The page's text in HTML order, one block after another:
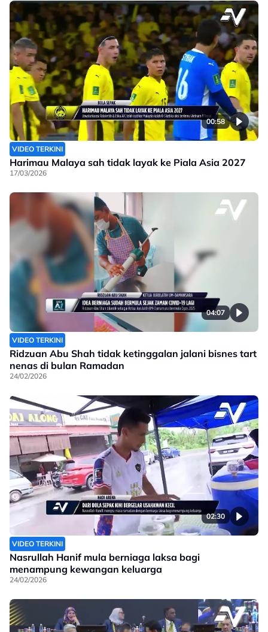
00:58
VIDEO TERKINI
Harimau Malaya sah tidak layak ke Piala Asia 2027
17/03/2026
04:07
VIDEO TERKINI
Ridzuan Abu Shah tidak ketinggalan jalani bisnes tart
nenas di bulan Ramadan
24/02/2026
02:30
VIDEO TERKINI
Nasrullah Hanif mula berniaga laksa bagi
menampung kewangan keluarga
24/02/2026